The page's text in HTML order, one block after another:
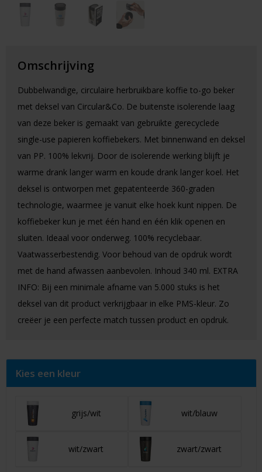
Omschrijving
Dubbelwandige, circulaire herbruikbare koffie to-go beker
met deksel van Circular&Co. De buitenste isolerende laag
van deze beker is gemaakt van gebruikte gerecyclede
single-use papieren koffiebekers. Met binnenwand en deksel
van PP. 100% lekvrij. Door de isolerende werking blijft je
warme drank langer warm en koude drank langer koel. Het
deksel is ontworpen met gepatenteerde 360-graden
technologie, waarmee je vanuit elke hoek kunt nippen. De
koffiebeker kun je met één hand en één klik openen en
sluiten. Ideaal voor onderweg. 100% recyclebaar.
Vaatwasserbestendig. Voor behoud van de opdruk wordt
met de hand afwassen aanbevolen. Inhoud 340 ml. EXTRA
INFO: Bij een minimale afname van 5.000 stuks is het
deksel van dit product verkrijgbaar in elke PMS-kleur. Zo
creëer je een perfecte match tussen product en opdruk.
Kies een kleur
grijs/wit wit/blauw
wit/zwart zwart/zwart